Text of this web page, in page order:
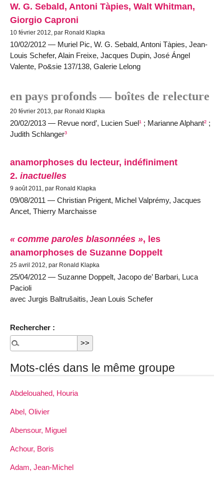
W. G. Sebald, Antoni Tàpies, Walt Whitman,
Giorgio Caproni
10 février 2012, par Ronald Klapka
10/02/2012 — Muriel Pic, W. G. Sebald, Antoni Tàpies, Jean-
Louis Schefer, Alain Freixe, Jacques Dupin, José Ángel
Valente, Po&sie 137/138, Galerie Lelong
en pays profonds — boîtes de relecture
20 février 2013, par Ronald Klapka
20/02/2013 — Revue nord’, Lucien Suel¹ ; Marianne Alphant² ;
Judith Schlanger³
anamorphoses du lecteur, indéfiniment
2. inactuelles
9 août 2011, par Ronald Klapka
09/08/2011 — Christian Prigent, Michel Valprémy, Jacques
Ancet, Thierry Marchaisse
« comme paroles blasonnées », les
anamorphoses de Suzanne Doppelt
25 avril 2012, par Ronald Klapka
25/04/2012 — Suzanne Doppelt, Jacopo de’ Barbari, Luca
Pacioli
avec Jurgis Baltrušaitis, Jean Louis Schefer
Rechercher :
Mots-clés dans le même groupe
Abdelouahed, Houria
Abel, Olivier
Abensour, Miguel
Achour, Boris
Adam, Jean-Michel